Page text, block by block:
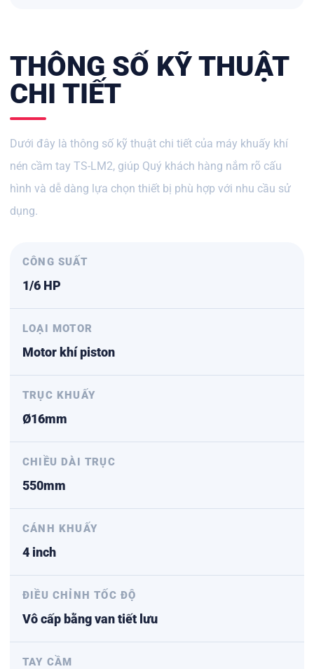
THÔNG SỐ KỸ THUẬT
CHI TIẾT
Dưới đây là thông số kỹ thuật chi tiết của máy khuấy khí
nén cầm tay TS-LM2, giúp Quý khách hàng nắm rõ cấu
hình và dễ dàng lựa chọn thiết bị phù hợp với nhu cầu sử
dụng.
CÔNG SUẤT
1/6 HP
LOẠI MOTOR
Motor khí piston
TRỤC KHUẤY
Ø16mm
CHIỀU DÀI TRỤC
550mm
CÁNH KHUẤY
4 inch
ĐIỀU CHỈNH TỐC ĐỘ
Vô cấp bằng van tiết lưu
TAY CẦM